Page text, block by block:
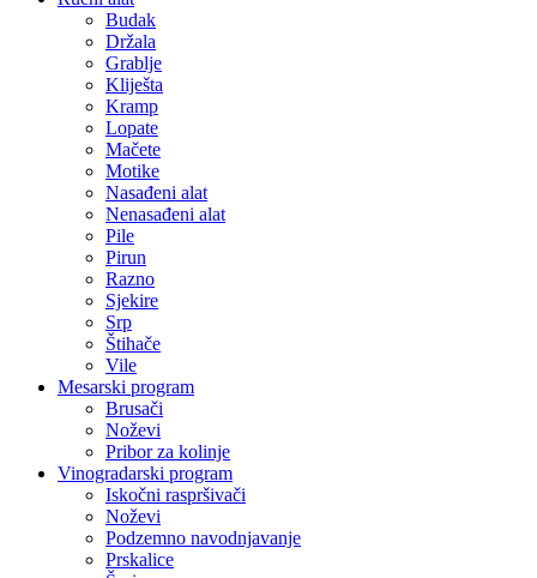
Budak
Držala
Grablje
Kliješta
Kramp
Lopate
Mačete
Motike
Nasađeni alat
Nenasađeni alat
Pile
Pirun
Razno
Sjekire
Srp
Štihače
Vile
Mesarski program
Brusači
Noževi
Pribor za kolinje
Vinogradarski program
Iskočni raspršivači
Noževi
Podzemno navodnjavanje
Prskalice